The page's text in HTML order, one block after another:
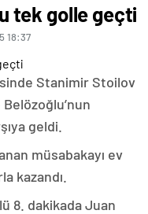
tek golle geçti
18:37
Stanimir Stoilov
geldi.
müsabakayı ev
kazandı.
8. dakikada Juan